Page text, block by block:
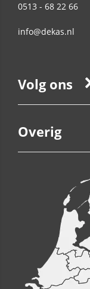
0513 - 68 22 66
info@dekas.nl
Volg ons
Overig